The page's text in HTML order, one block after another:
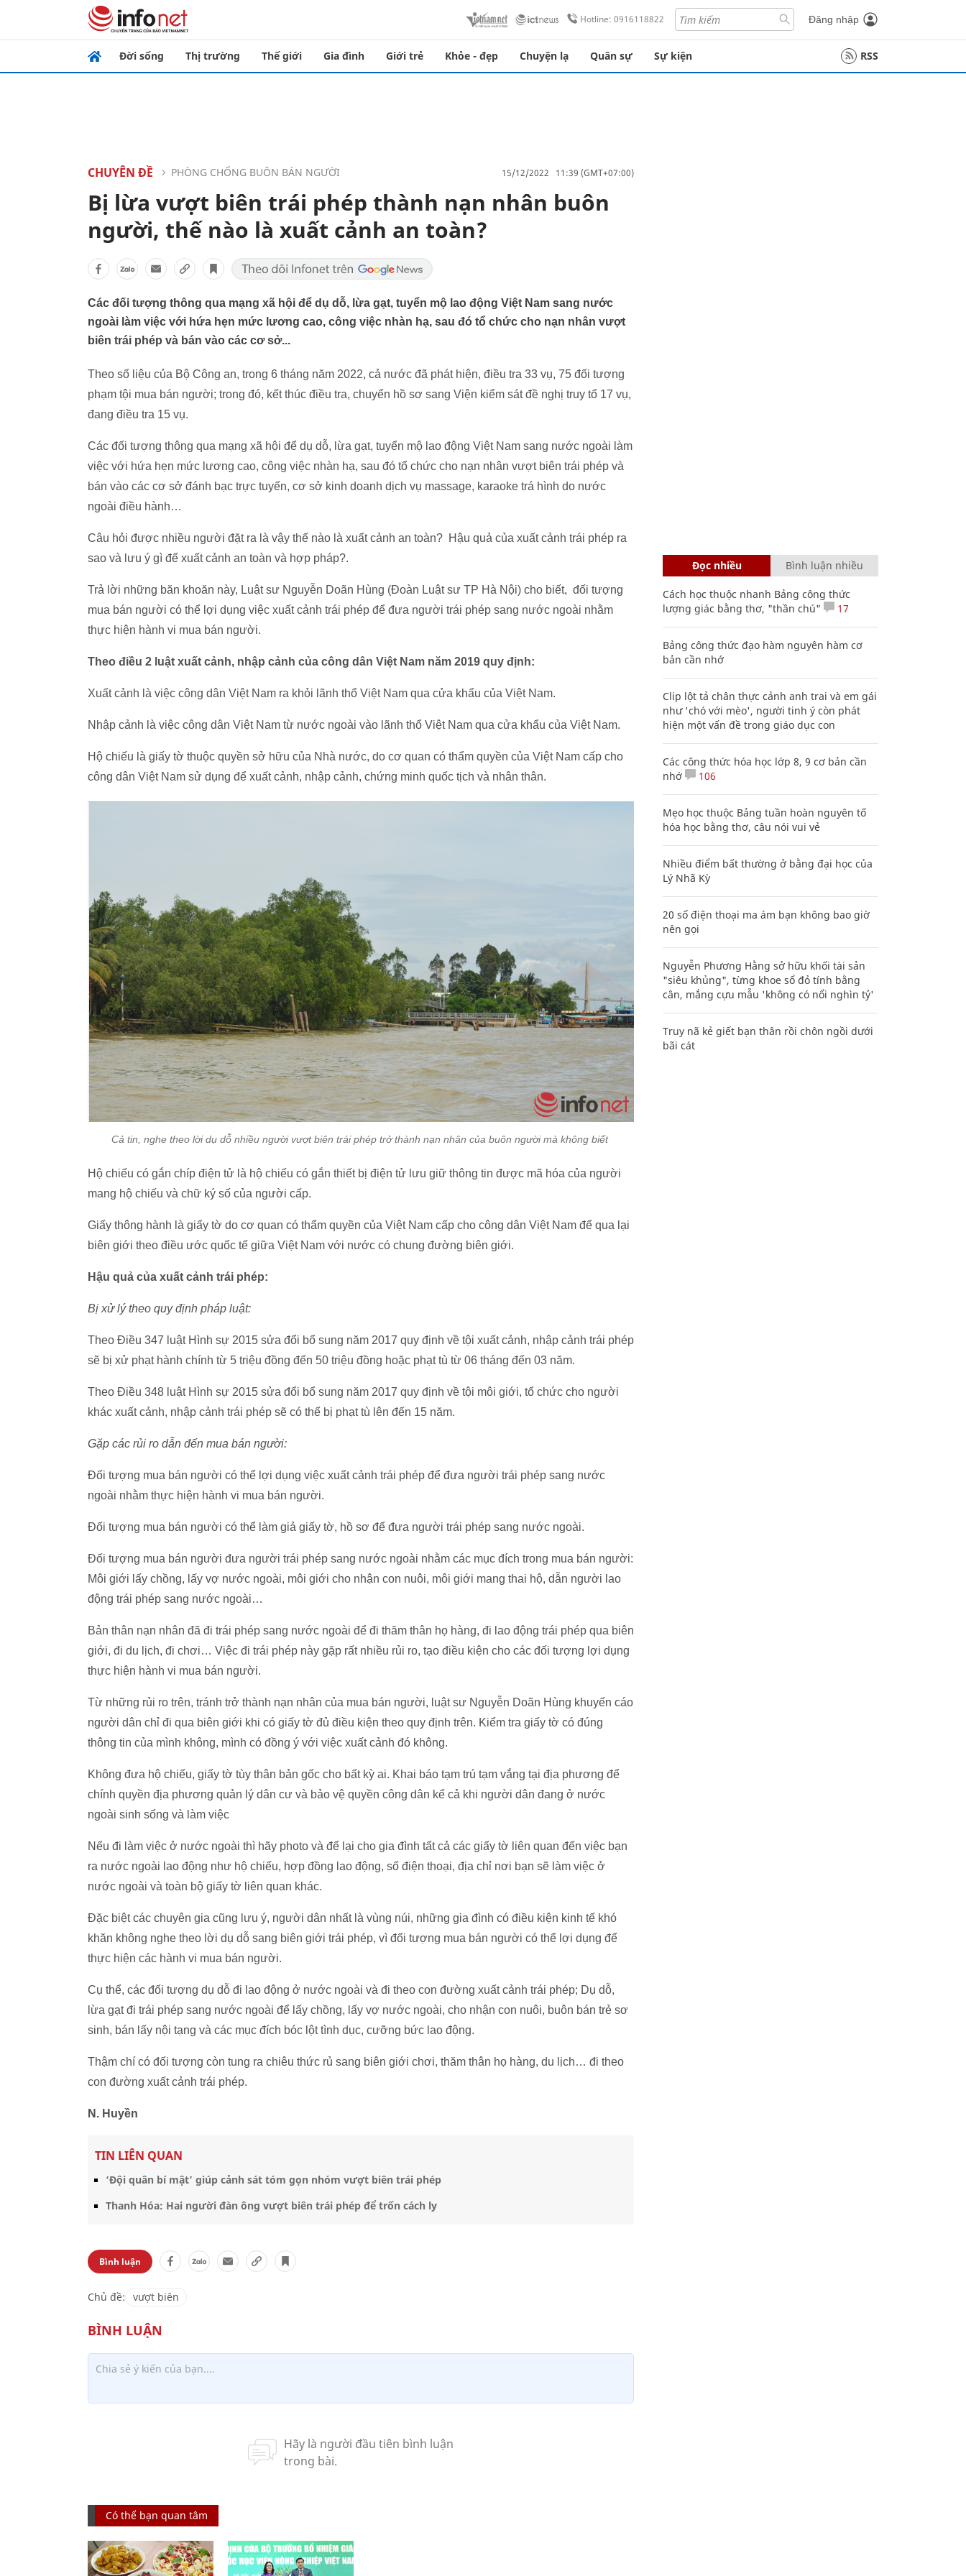
Hotline: 0916118822 Đăng nhập
Đời sống Thị trường Thế giới Gia đình Giới trẻ Khỏe - đẹp Chuyện lạ Quân sự Sự kiện RSS
CHUYÊN ĐỀ PHÒNG CHỐNG BUÔN BÁN NGƯỜI 15/12/2022 11:39 (GMT+07:00)
Bị lừa vượt biên trái phép thành nạn nhân buôn
người, thế nào là xuất cảnh an toàn?
Các đối tượng thông qua mạng xã hội để dụ dỗ, lừa gạt, tuyển mộ lao động Việt Nam sang nước
ngoài làm việc với hứa hẹn mức lương cao, công việc nhàn hạ, sau đó tổ chức cho nạn nhân vượt
biên trái phép và bán vào các cơ sở...
Theo số liệu của Bộ Công an, trong 6 tháng năm 2022, cả nước đã phát hiện, điều tra 33 vụ, 75 đối tượng
phạm tội mua bán người; trong đó, kết thúc điều tra, chuyển hồ sơ sang Viện kiểm sát đề nghị truy tố 17 vụ,
đang điều tra 15 vụ.
Các đối tượng thông qua mạng xã hội để dụ dỗ, lừa gạt, tuyển mộ lao động Việt Nam sang nước ngoài làm
việc với hứa hẹn mức lương cao, công việc nhàn hạ, sau đó tổ chức cho nạn nhân vượt biên trái phép và
bán vào các cơ sở đánh bạc trực tuyến, cơ sở kinh doanh dịch vụ massage, karaoke trá hình do nước
ngoài điều hành…
Câu hỏi được nhiều người đặt ra là vậy thế nào là xuất cảnh an toàn? Hậu quả của xuất cảnh trái phép ra
sao và lưu ý gì để xuất cảnh an toàn và hợp pháp?.
Trả lời những băn khoăn này, Luật sư Nguyễn Doãn Hùng (Đoàn Luật sư TP Hà Nội) cho biết, đối tượng
mua bán người có thể lợi dụng việc xuất cảnh trái phép để đưa người trái phép sang nước ngoài nhằm
thực hiện hành vi mua bán người.
Theo điều 2 luật xuất cảnh, nhập cảnh của công dân Việt Nam năm 2019 quy định:
Xuất cảnh là việc công dân Việt Nam ra khỏi lãnh thổ Việt Nam qua cửa khẩu của Việt Nam.
Nhập cảnh là việc công dân Việt Nam từ nước ngoài vào lãnh thổ Việt Nam qua cửa khẩu của Việt Nam.
Hộ chiếu là giấy tờ thuộc quyền sở hữu của Nhà nước, do cơ quan có thẩm quyền của Việt Nam cấp cho
công dân Việt Nam sử dụng để xuất cảnh, nhập cảnh, chứng minh quốc tịch và nhân thân.
Cả tin, nghe theo lời dụ dỗ nhiều người vượt biên trái phép trở thành nạn nhân của buôn người mà không biết
Hộ chiếu có gắn chíp điện tử là hộ chiếu có gắn thiết bị điện tử lưu giữ thông tin được mã hóa của người
mang hộ chiếu và chữ ký số của người cấp.
Giấy thông hành là giấy tờ do cơ quan có thẩm quyền của Việt Nam cấp cho công dân Việt Nam để qua lại
biên giới theo điều ước quốc tế giữa Việt Nam với nước có chung đường biên giới.
Hậu quả của xuất cảnh trái phép:
Bị xử lý theo quy định pháp luật:
Theo Điều 347 luật Hình sự 2015 sửa đổi bổ sung năm 2017 quy định về tội xuất cảnh, nhập cảnh trái phép
sẽ bị xử phạt hành chính từ 5 triệu đồng đến 50 triệu đồng hoặc phạt tù từ 06 tháng đến 03 năm.
Theo Điều 348 luật Hình sự 2015 sửa đổi bổ sung năm 2017 quy định về tội môi giới, tổ chức cho người
khác xuất cảnh, nhập cảnh trái phép sẽ có thể bị phạt tù lên đến 15 năm.
Gặp các rủi ro dẫn đến mua bán người:
Đối tượng mua bán người có thể lợi dụng việc xuất cảnh trái phép để đưa người trái phép sang nước
ngoài nhằm thực hiện hành vi mua bán người.
Đối tượng mua bán người có thể làm giả giấy tờ, hồ sơ để đưa người trái phép sang nước ngoài.
Đối tượng mua bán người đưa người trái phép sang nước ngoài nhằm các mục đích trong mua bán người:
Môi giới lấy chồng, lấy vợ nước ngoài, môi giới cho nhận con nuôi, môi giới mang thai hộ, dẫn người lao
động trái phép sang nước ngoài…
Bản thân nạn nhân đã đi trái phép sang nước ngoài để đi thăm thân họ hàng, đi lao động trái phép qua biên
giới, đi du lịch, đi chơi… Việc đi trái phép này gặp rất nhiều rủi ro, tạo điều kiện cho các đối tượng lợi dụng
thực hiện hành vi mua bán người.
Từ những rủi ro trên, tránh trở thành nạn nhân của mua bán người, luật sư Nguyễn Doãn Hùng khuyến cáo
người dân chỉ đi qua biên giới khi có giấy tờ đủ điều kiện theo quy định trên. Kiểm tra giấy tờ có đúng
thông tin của mình không, mình có đồng ý với việc xuất cảnh đó không.
Không đưa hộ chiếu, giấy tờ tùy thân bản gốc cho bất kỳ ai. Khai báo tạm trú tạm vắng tại địa phương để
chính quyền địa phương quản lý dân cư và bảo vệ quyền công dân kể cả khi người dân đang ở nước
ngoài sinh sống và làm việc
Nếu đi làm việc ở nước ngoài thì hãy photo và để lại cho gia đình tất cả các giấy tờ liên quan đến việc bạn
ra nước ngoài lao động như hộ chiếu, hợp đồng lao động, số điện thoại, địa chỉ nơi bạn sẽ làm việc ở
nước ngoài và toàn bộ giấy tờ liên quan khác.
Đặc biệt các chuyên gia cũng lưu ý, người dân nhất là vùng núi, những gia đình có điều kiện kinh tế khó
khăn không nghe theo lời dụ dỗ sang biên giới trái phép, vì đối tượng mua bán người có thể lợi dụng để
thực hiện các hành vi mua bán người.
Cụ thể, các đối tượng dụ dỗ đi lao động ở nước ngoài và đi theo con đường xuất cảnh trái phép; Dụ dỗ,
lừa gạt đi trái phép sang nước ngoài để lấy chồng, lấy vợ nước ngoài, cho nhận con nuôi, buôn bán trẻ sơ
sinh, bán lấy nội tạng và các mục đích bóc lột tình dục, cưỡng bức lao động.
Thậm chí có đối tượng còn tung ra chiêu thức rủ sang biên giới chơi, thăm thân họ hàng, du lịch… đi theo
con đường xuất cảnh trái phép.
N. Huyền
TIN LIÊN QUAN
‘Đội quân bí mật’ giúp cảnh sát tóm gọn nhóm vượt biên trái phép
Thanh Hóa: Hai người đàn ông vượt biên trái phép để trốn cách ly
Bình luận
Chủ đề: vượt biên
Có thể bạn quan tâm
Đọc nhiều Bình luận nhiều
Cách học thuộc nhanh Bảng công thức
lượng giác bằng thơ, "thần chú"
17
Bảng công thức đạo hàm nguyên hàm cơ
bản cần nhớ
Clip lột tả chân thực cảnh anh trai và em gái
như 'chó với mèo', người tinh ý còn phát
hiện một vấn đề trong giáo dục con
Các công thức hóa học lớp 8, 9 cơ bản cần
nhớ
106
Mẹo học thuộc Bảng tuần hoàn nguyên tố
hóa học bằng thơ, câu nói vui vẻ
Nhiều điểm bất thường ở bằng đại học của
Lý Nhã Kỳ
20 số điện thoại ma ám bạn không bao giờ
nên gọi
Nguyễn Phương Hằng sở hữu khối tài sản
"siêu khủng", từng khoe sổ đỏ tính bằng
cân, mắng cựu mẫu 'không có nổi nghìn tỷ'
Truy nã kẻ giết bạn thân rồi chôn ngồi dưới
bãi cát